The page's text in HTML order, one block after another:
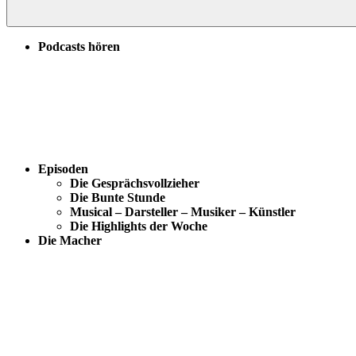
Podcasts hören
Episoden
Die Gesprächsvollzieher
Die Bunte Stunde
Musical – Darsteller – Musiker – Künstler
Die Highlights der Woche
Die Macher